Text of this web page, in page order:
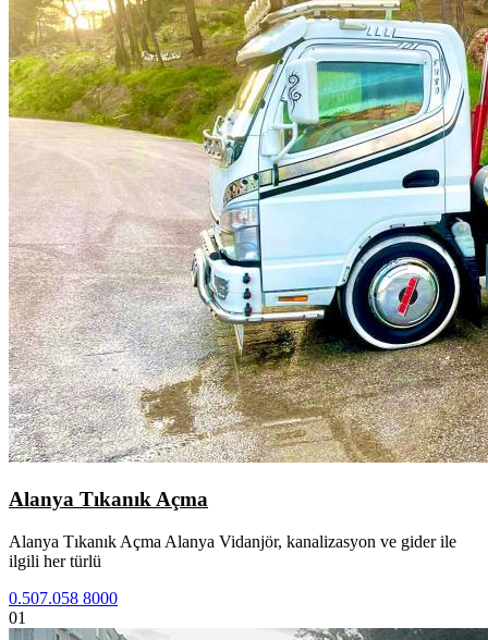
Alanya Tıkanık Açma
Alanya Tıkanık Açma Alanya Vidanjör, kanalizasyon ve gider ile
ilgili her türlü
0.507.058 8000
01